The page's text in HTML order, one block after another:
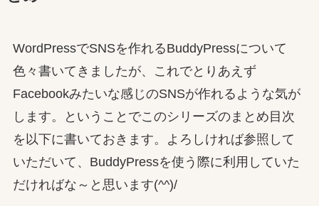
WordPressでSNSを作れるBuddyPressについて
色々書いてきましたが、これでとりあえず
Facebookみたいな感じのSNSが作れるような気が
します。ということでこのシリーズのまとめ目次
を以下に書いておきます。よろしければ参照して
いただいて、BuddyPressを使う際に利用していた
だければな～と思います(^^)/